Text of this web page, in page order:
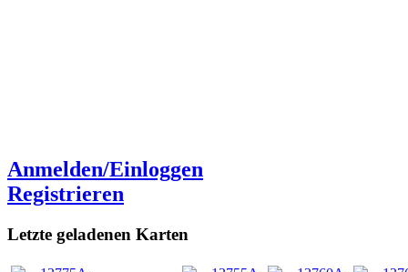
Anmelden/Einloggen
Registrieren
Letzte geladenen Karten